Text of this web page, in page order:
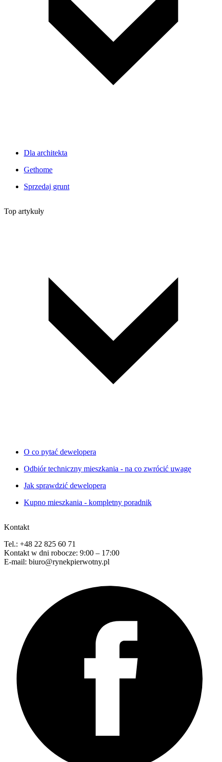
Dla architekta
Gethome
Sprzedaj grunt
Top artykuły
O co pytać dewelopera
Odbiór techniczny mieszkania - na co zwrócić uwagę
Jak sprawdzić dewelopera
Kupno mieszkania - kompletny poradnik
Kontakt
Tel.: +48 22 825 60 71
Kontakt w dni robocze: 9:00 – 17:00
E-mail: biuro@rynekpierwotny.pl